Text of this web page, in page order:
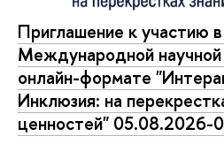
Приглашение к участию
Международной
онлайн-формате
Инклюзия: на
ценностей" 05.08.2026-